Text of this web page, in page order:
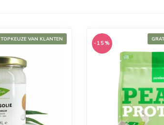
TOPKEUZE VAN KLANTEN
-15%